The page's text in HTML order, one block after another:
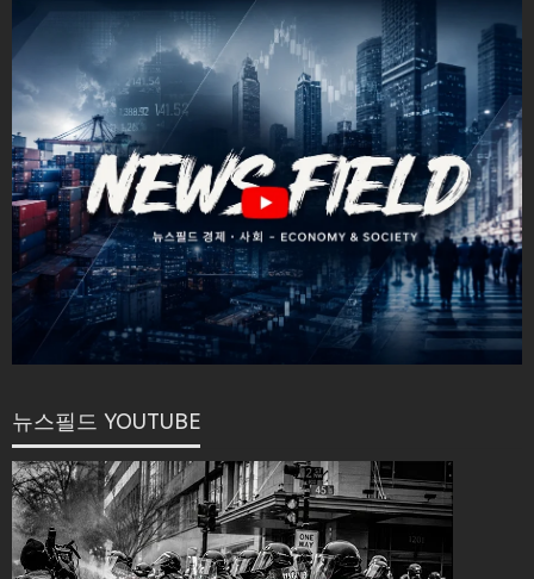
뉴스필드 YOUTUBE